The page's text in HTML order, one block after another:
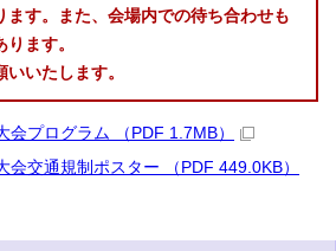
ます。また、会場内での待ち合わせも
ます。
いたします。
会プログラム （PDF 1.7MB）
会交通規制ポスター （PDF 449.0KB）